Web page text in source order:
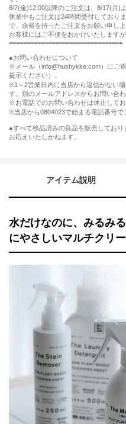
8/7(金)12:00以降のご注文は、8/17(月)
休業中もご注文は24時間受付しており
で、余裕を持ったご注文をお願い申し上
お客様にはご不便をおかけいたします
================================
●お問い合わせについて
※メール（info@hushykke.com）にご
提示ください）。
※1～2営業日内に当店から返信がない
す。別のメールアドレスからお問い合わ
※お電話でのお問い合わせは休止してお
※当店から0804023で始まる電話番号で
●すべて検品済みの良品を販売してお
お応えいたしかねます。
アイテム説明
水だけなのに、みるみ
にやさしいマルチクリ